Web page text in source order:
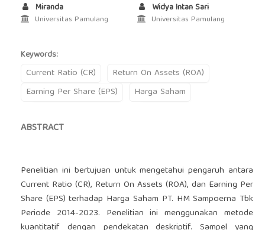
Miranda
Universitas Pamulang
Widya Intan Sari
Universitas Pamulang
Keywords:
Current Ratio (CR)
Return On Assets (ROA)
Earning Per Share (EPS)
Harga Saham
ABSTRACT
Penelitian ini bertujuan untuk mengetahui pengaruh antara
Current Ratio (CR), Return On Assets (ROA), dan Earning Per
Share (EPS) terhadap Harga Saham PT. HM Sampoerna Tbk
Periode 2014-2023. Penelitian ini menggunakan metode